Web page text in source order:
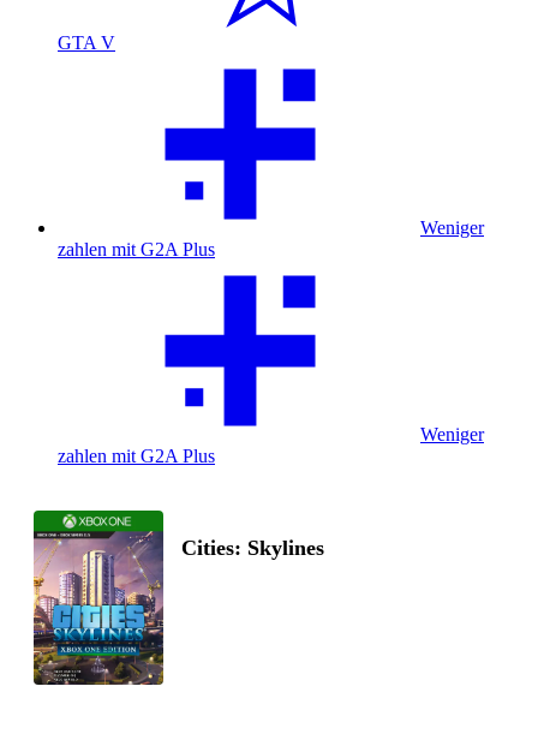
GTA V
Weniger
zahlen mit G2A Plus
Weniger
zahlen mit G2A Plus
Cities: Skylines